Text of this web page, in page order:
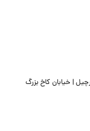
| خیابان کاخ بزرگ